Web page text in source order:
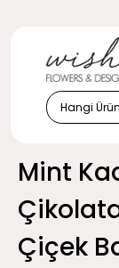
Mint
Çiçek